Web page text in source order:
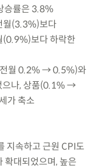
승률은 3.8%
월(3.3%)보다
(0.9%)보다 하락한
전월 0.2% → 0.5%)와
으나, 상품(0.1% →
가 축소
지속하고 근원 CPI도
확대되었으며, 높은